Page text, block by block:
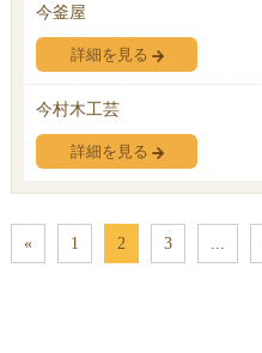
今釜屋
詳細を見る
今村木工芸
詳細を見る
« 1 2 3